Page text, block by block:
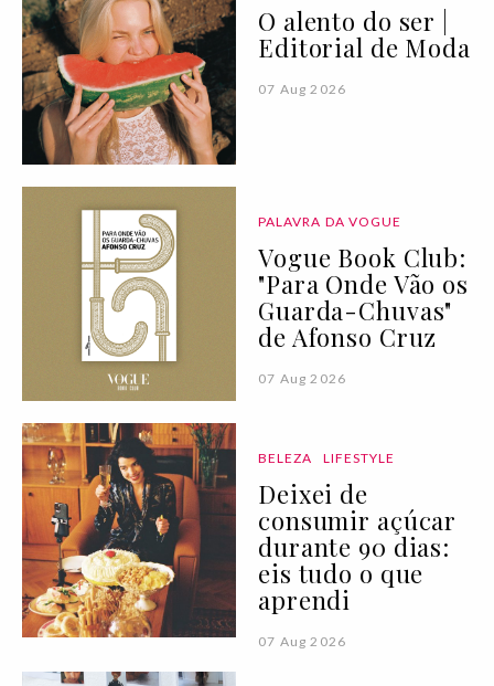
O alento do ser |
Editorial de Moda
07 Aug 2026
PALAVRA DA VOGUE
Vogue Book Club:
"Para Onde Vão os
Guarda-Chuvas"
de Afonso Cruz
07 Aug 2026
BELEZA LIFESTYLE
Deixei de
consumir açúcar
durante 90 dias:
eis tudo o que
aprendi
07 Aug 2026